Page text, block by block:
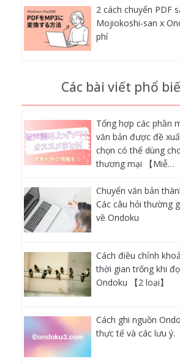
2 cách chuyển PDF
Mojiokoshi-san x
phí
Các bài viết phổ
Tổng hợp các phần
văn bản được đề
chọn có thể dùng
thương mại 【Miễ…
Chuyển văn bản
Các câu hỏi thường
về Ondoku
Cách điều chỉnh
thời gian trống khi
Ondoku 【2 loại】
Cách ghi nguồn
thực tế và các lưu ý.